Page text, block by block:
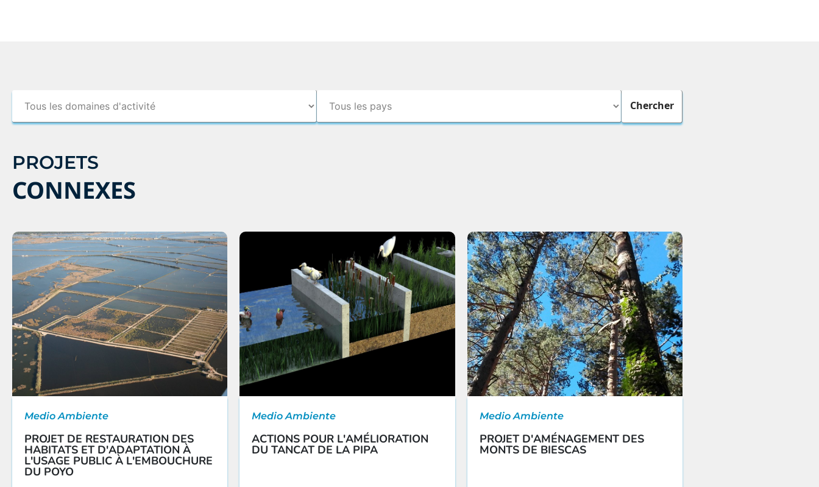
PROJETS
CONNEXES
Medio Ambiente
PROJET DE RESTAURATION DES
HABITATS ET D'ADAPTATION À
L'USAGE PUBLIC À L'EMBOUCHURE
DU POYO
Medio Ambiente
ACTIONS POUR L'AMÉLIORATION
DU TANCAT DE LA PIPA
Medio Ambiente
PROJET D'AMÉNAGEMENT DES
MONTS DE BIESCAS